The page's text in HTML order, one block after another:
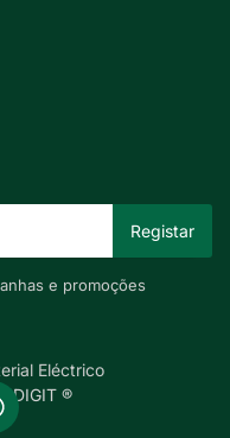
e promoções
Eléctrico
®